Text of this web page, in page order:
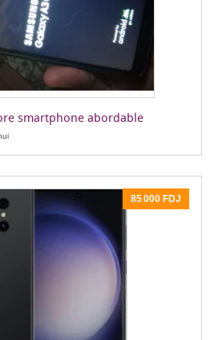
smartphone abordable
85 000 FDJ